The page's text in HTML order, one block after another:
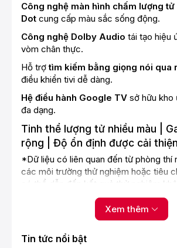
Công nghệ màn hình chấm lượng tử
Dot cung cấp màu sắc sống động.
Công nghệ Dolby Audio tái tạo hiệu
vòm chân thực.
Hỗ trợtìm kiếm bằng giọng nói qua
điều khiển tivi dễ dàng.
Hệ điều hành Google TV sở hữu kho
đa dạng.
Tinh thể lượng tử nhiều màu |
rộng | Độ ổn định được cải thiện
*Dữ liệu có liên quan đến từ phòng thí
các môi trường thử nghiệm hoặc tiêu
có thể dẫn đến kết quả thử nghiệm
Xem thêm
Tin tức nổi bật